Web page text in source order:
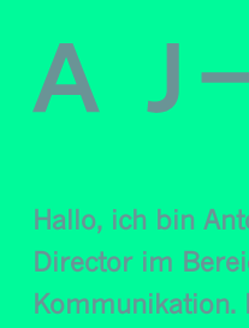
Hallo, ich bin
Director im
Kommunikation.